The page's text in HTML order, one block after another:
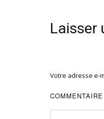
Laisser
Votre adresse e-
COMMENTAIRE